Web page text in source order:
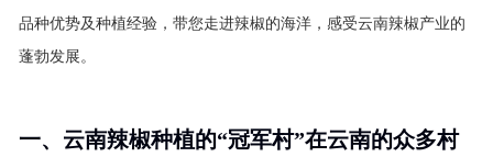
品种优势及种植经验，带您走进辣椒的海洋，感受云南辣椒产业的
蓬勃发展。
一、云南辣椒种植的“冠军村”在云南的众多村